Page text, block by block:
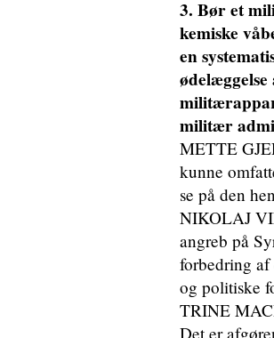
3. Bør et
kemiske
en
ødelæggelse
militær
METTE
kunne
se på den
NIKOLAJ
angreb på
forbedring
og politiske
TRINE
Det er